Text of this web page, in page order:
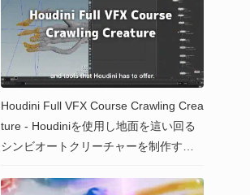
Houdini Full VFX Course Crawling Crea
ture - Houdiniを使用し地面を這い回る
シンビオートクリーチャーを制作する7
tube上で全編無償公開！